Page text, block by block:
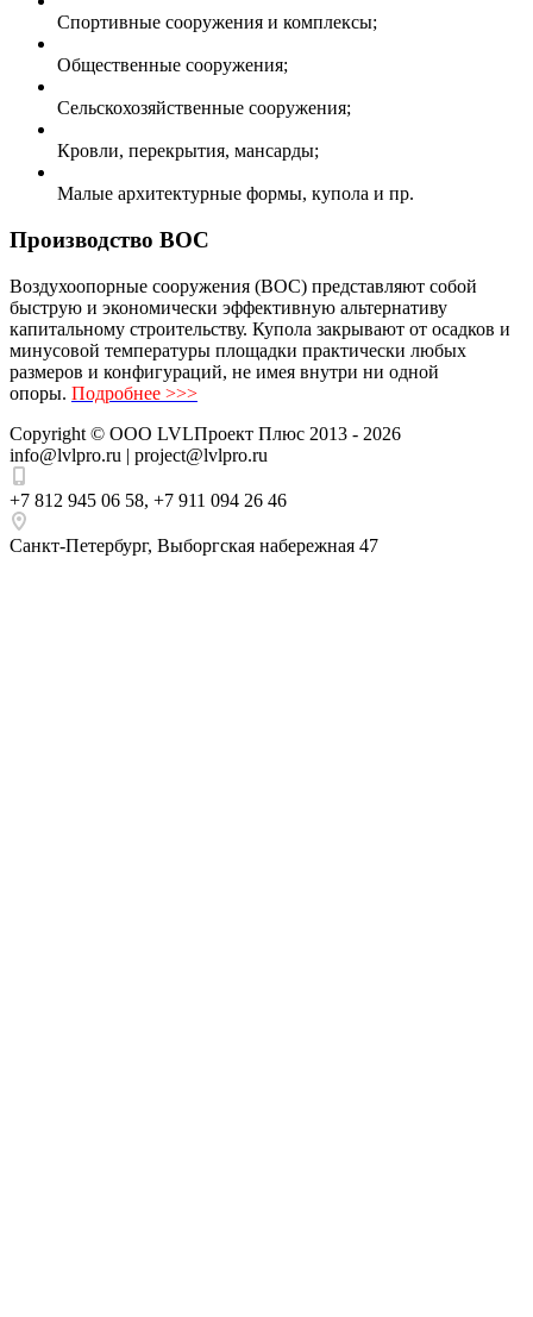
Спортивные сооружения и комплексы;
Общественные сооружения;
Сельскохозяйственные сооружения;
Кровли, перекрытия, мансарды;
Малые архитектурные формы, купола и пр.
Производство ВОС
Воздухоопорные сооружения (ВОС) представляют собой
быструю и экономически эффективную альтернативу
капитальному строительству. Купола закрывают от осадков и
минусовой температуры площадки практически любых
размеров и конфигураций, не имея внутри ни одной
опоры. Подробнее >>>
Copyright © ООО LVLПроект Плюс 2013 - 2026
info@lvlpro.ru | project@lvlpro.ru
+7 812 945 06 58, +7 911 094 26 46
Санкт-Петербург, Выборгская набережная 47